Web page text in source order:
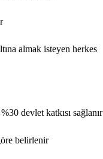
almak isteyen herkes
devlet katkısı sağlanır
belirlenir